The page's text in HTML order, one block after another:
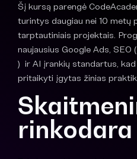
Šį kursą parengė
turintys daugiau nei 10
tarptautiniais projektais.
naujausius Google Ads,
) ir AI įrankių standartus,
pritaikyti įgytas žinias
rinkodara